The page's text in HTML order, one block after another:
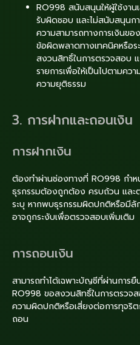
RO998 สนับสนุนให้ผู้ใช้งาน
รับผิดชอบ และไม่สนับสนุนก
ความสามารถทางการเงินข
ข้อผิดพลาดทางเทคนิคหรือ
สงวนสิทธิ์ในการตรวจสอบ
รายการเพื่อให้เป็นไปตามคว
ความยุติธรรม
3. การฝากและถอนเงิน
การฝากเงิน
ต้องทำผ่านช่องทางที่ RO998 กำ
ธุรกรรมต้องถูกต้อง ครบถ้วน และ
ระบุ หากพบธุรกรรมผิดปกติหรือมี
อาจถูกระงับเพื่อตรวจสอบเพิ่มเติม
การถอนเงิน
สามารถทำได้เฉพาะบัญชีที่ผ่านการ
RO998 ขอสงวนสิทธิ์ในการตรวจ
ความผิดปกติหรือเสี่ยงต่อการทุจริ
ถอน